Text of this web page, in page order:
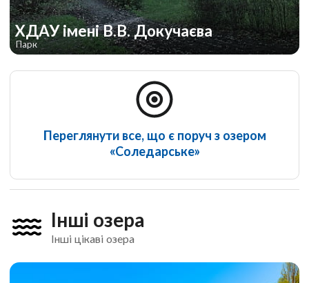
ХДАУ імені В.В. Докучаєва
Парк
Переглянути все, що є поруч з озером
«Соледарське»
Інші озера
Інші цікаві озера